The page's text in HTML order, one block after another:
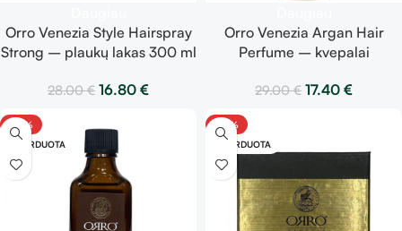
Orro Venezia Style Hairspray
Strong – plaukų lakas 300 ml
28.00€ 16.80 €
Orro Venezia Argan Hair
Perfume – kvepalai
29.00€ 17.40 €
-40%
IŠPARDUOTA
-40%
IŠPARDUOTA